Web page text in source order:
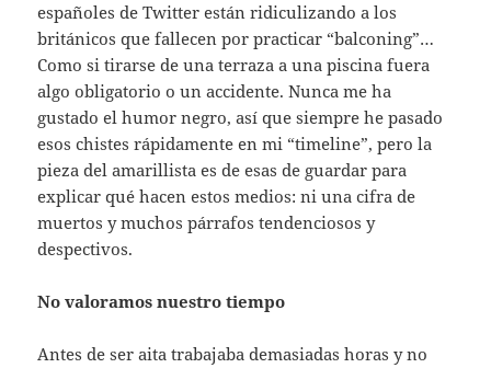
españoles de Twitter están ridiculizando a los
británicos que fallecen por practicar “balconing”…
Como si tirarse de una terraza a una piscina fuera
algo obligatorio o un accidente. Nunca me ha
gustado el humor negro, así que siempre he pasado
esos chistes rápidamente en mi “timeline”, pero la
pieza del amarillista es de esas de guardar para
explicar qué hacen estos medios: ni una cifra de
muertos y muchos párrafos tendenciosos y
despectivos.
No valoramos nuestro tiempo
Antes de ser aita trabajaba demasiadas horas y no